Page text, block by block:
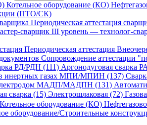
Котельное оборудование (КО)
(ПТО/СК)
Периодическая аттестация
сварщик III уровень — технолог-
Периодическая аттестация
Сопровождение аттестации
РД/РДН (111) Аргонодуговая сварка
в инертных газах МПИ/МПИН (137)
электродом МАДП/МАДПН (131)
сварка (15) Электрошлаковая (72)
Котельное оборудование (КО)
оборудование/Строительные